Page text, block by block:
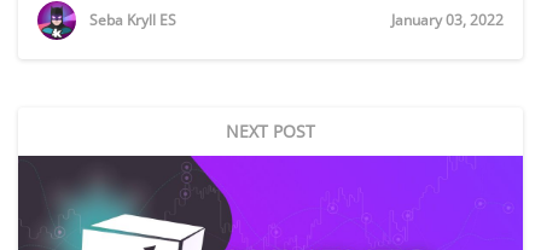
Seba Kryll ES January 03, 2022
NEXT POST